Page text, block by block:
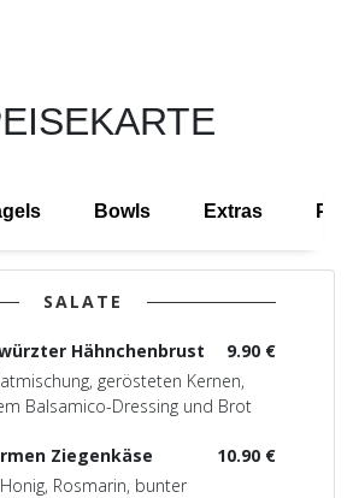
Bowls Extras
SALATE
9.90 €
Hähnchenbrust
gerösteten Kernen,
Balsamico-Dressing und Brot
10.90 €
Ziegenkäse
Rosmarin, bunter